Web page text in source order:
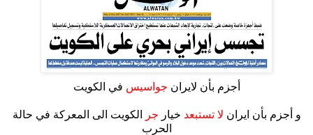
أجزم بأن لايران جواسيس في الكويت
و أجزم بأن ايران لا تستبعد خيار جر
الكويت الى المعركة في حالة
الحرب